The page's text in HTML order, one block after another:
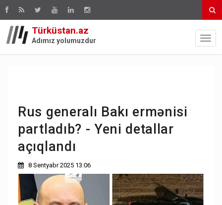
Türküstan.az
Adımız yolumuzdur
Rus generalı Bakı ermənisi
partladıb? - Yeni detallar
açıqlandı
8 Sentyabr 2025 13:06